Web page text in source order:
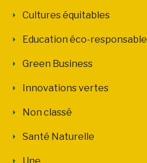
Cultures équitables
Education éco-responsable
Green Business
Innovations vertes
Non classé
Santé Naturelle